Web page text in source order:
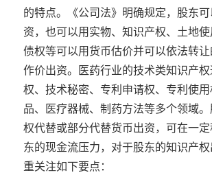
的特点。《公司法》明确规定，股东
资，也可以用实物、知识产权、土地使
债权等可以用货币估价并可以依法转
作价出资。医药行业的技术类知识产权
权、技术秘密、 专利申请权、专利使
品、医疗器械、制药方法等多个领域
权代替或部分代替货币出资，可在一
东的现金流压力，对于股东的知识产
重关注如下要点：